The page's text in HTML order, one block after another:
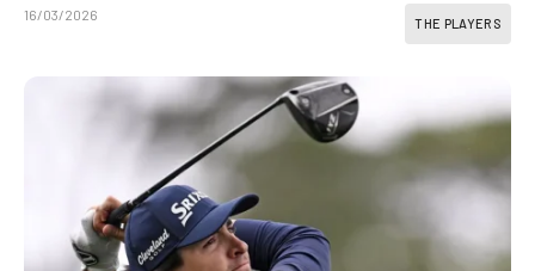
16/03/2026
THE PLAYERS